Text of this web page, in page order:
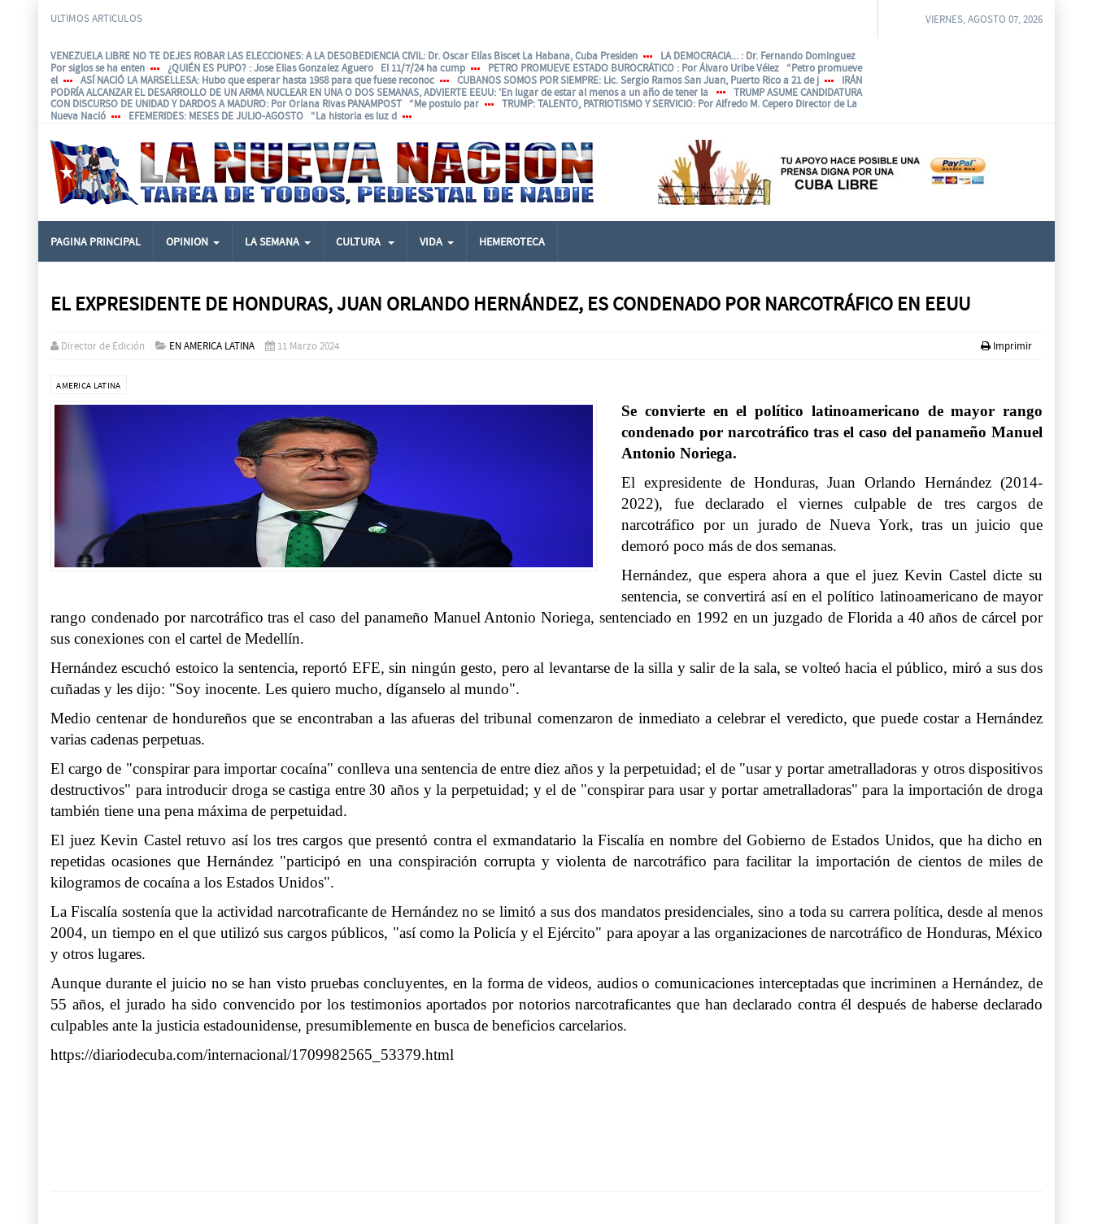
ULTIMOS ARTICULOS
VENEZUELA LIBRE NO TE DEJES ROBAR LAS ELECCIONES: A LA DESOBEDIENCIA CIVIL: Dr. Oscar Elías Biscet La Habana, Cuba Presiden LA DEMOCRACIA... : Dr. Fernando Dominguez
Por siglos se ha enten
¿QUIÉN ES PUPO? : Jose Elias Gonzalez Aguero El 11/7/24 ha cump PETRO PROMUEVE ESTADO BUROCRÁTICO : Por Álvaro Uribe Vélez “Petro promueve
el
ASÍ NACIÓ LA MARSELLESA: Hubo que esperar hasta 1958 para que fuese reconoc CUBANOS SOMOS POR SIEMPRE: Lic. Sergio Ramos San Juan, Puerto Rico a 21 de j
IRÁN
PODRÍA ALCANZAR EL DESARROLLO DE UN ARMA NUCLEAR EN UNA O DOS SEMANAS, ADVIERTE EEUU: 'En lugar de estar al menos a un año de tener la
TRUMP ASUME CANDIDATURA
CON DISCURSO DE UNIDAD Y DARDOS A MADURO: Por Oriana Rivas PANAMPOST “Me postulo par TRUMP: TALENTO, PATRIOTISMO Y SERVICIO: Por Alfredo M. Cepero Director de La
Nueva Nació
EFEMERIDES: MESES DE JULIO-AGOSTO “La historia es luz d
VIERNES, AGOSTO 07, 2026
PAGINA PRINCIPAL OPINION LA SEMANA CULTURA VIDA HEMEROTECA
EL EXPRESIDENTE DE HONDURAS, JUAN ORLANDO HERNÁNDEZ, ES CONDENADO POR NARCOTRÁFICO EN EEUU
Imprimir
Director de Edición EN AMERICA LATINA 11 Marzo 2024
AMERICA LATINA
Se convierte en el político latinoamericano de mayor rango
condenado por narcotráfico tras el caso del panameño Manuel
Antonio Noriega.
El expresidente de Honduras, Juan Orlando Hernández (2014-
2022), fue declarado el viernes culpable de tres cargos de
narcotráfico por un jurado de Nueva York, tras un juicio que
demoró poco más de dos semanas.
Hernández, que espera ahora a que el juez Kevin Castel dicte su
sentencia, se convertirá así en el político latinoamericano de mayor
rango condenado por narcotráfico tras el caso del panameño Manuel Antonio Noriega, sentenciado en 1992 en un juzgado de Florida a 40 años de cárcel por
sus conexiones con el cartel de Medellín.
Hernández escuchó estoico la sentencia, reportó EFE, sin ningún gesto, pero al levantarse de la silla y salir de la sala, se volteó hacia el público, miró a sus dos
cuñadas y les dijo: "Soy inocente. Les quiero mucho, díganselo al mundo".
Medio centenar de hondureños que se encontraban a las afueras del tribunal comenzaron de inmediato a celebrar el veredicto, que puede costar a Hernández
varias cadenas perpetuas.
El cargo de "conspirar para importar cocaína" conlleva una sentencia de entre diez años y la perpetuidad; el de "usar y portar ametralladoras y otros dispositivos
destructivos" para introducir droga se castiga entre 30 años y la perpetuidad; y el de "conspirar para usar y portar ametralladoras" para la importación de droga
también tiene una pena máxima de perpetuidad.
El juez Kevin Castel retuvo así los tres cargos que presentó contra el exmandatario la Fiscalía en nombre del Gobierno de Estados Unidos, que ha dicho en
repetidas ocasiones que Hernández "participó en una conspiración corrupta y violenta de narcotráfico para facilitar la importación de cientos de miles de
kilogramos de cocaína a los Estados Unidos".
La Fiscalía sostenía que la actividad narcotraficante de Hernández no se limitó a sus dos mandatos presidenciales, sino a toda su carrera política, desde al menos
2004, un tiempo en el que utilizó sus cargos públicos, "así como la Policía y el Ejército" para apoyar a las organizaciones de narcotráfico de Honduras, México
y otros lugares.
Aunque durante el juicio no se han visto pruebas concluyentes, en la forma de videos, audios o comunicaciones interceptadas que incriminen a Hernández, de
55 años, el jurado ha sido convencido por los testimonios aportados por notorios narcotraficantes que han declarado contra él después de haberse declarado
culpables ante la justicia estadounidense, presumiblemente en busca de beneficios carcelarios.
https://diariodecuba.com/internacional/1709982565_53379.html